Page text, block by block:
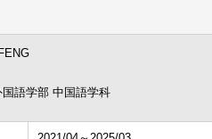
語学部 中国語学科